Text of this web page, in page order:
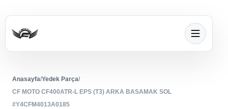
Anasayfa/Yedek Parça/
CF MOTO CF400ATR-L EPS (T3) ARKA BASAMAK SOL
#Y4CFM4013A0185